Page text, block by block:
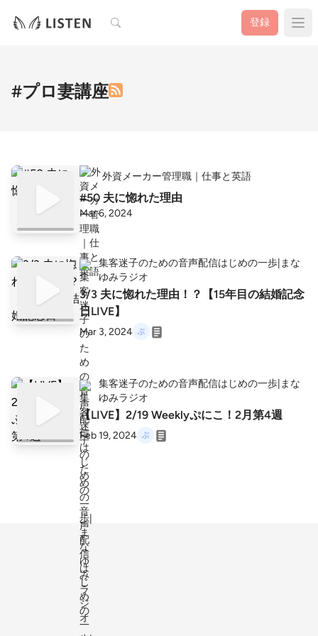
検索 登録
#プロ妻講座
外資メーカー管理職｜仕事と英語
#50 夫に惚れた理由
Mar 6, 2024
集客迷子のための音声配信はじめの一歩|まな
ゆみラジオ
3/3 夫に惚れた理由！？【15年目の結婚記念
日LIVE】
Mar 3, 2024
集客迷子のための音声配信はじめの一歩|まな
ゆみラジオ
【LIVE】2/19 Weeklyぷにこ！2月第4週
Feb 19, 2024